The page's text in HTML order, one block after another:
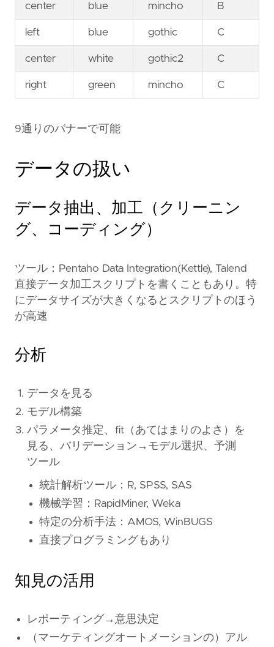
center blue mincho B
left blue gothic C
center white gothic2 C
right green mincho C
9通りのバナーで可能
データの扱い
データ抽出、加工（クリーニン
グ、コーディング）
ツール：Pentaho Data Integration(Kettle), Talend
直接データ加工スクリプトを書くこともあり。特
にデータサイズが大きくなるとスクリプトのほう
が高速
分析
データを見る
モデル構築
パラメータ推定、fit（あてはまりのよさ）を
見る、バリデーション→モデル選択、予測
ツール
統計解析ツール：R, SPSS, SAS
機械学習：RapidMiner, Weka
特定の分析手法：AMOS, WinBUGS
直接プログラミングもあり
知見の活用
レポーティング→意思決定
（マーケティングオートメーションの）アル